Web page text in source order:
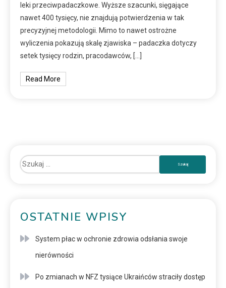
leki przeciwpadaczkowe. Wyższe szacunki, sięgające
nawet 400 tysięcy, nie znajdują potwierdzenia w tak
precyzyjnej metodologii. Mimo to nawet ostrożne
wyliczenia pokazują skalę zjawiska – padaczka dotyczy
setek tysięcy rodzin, pracodawców, […]
Read More
OSTATNIE WPISY
System płac w ochronie zdrowia odsłania swoje
nierówności
Po zmianach w NFZ tysiące Ukraińców straciły dostęp